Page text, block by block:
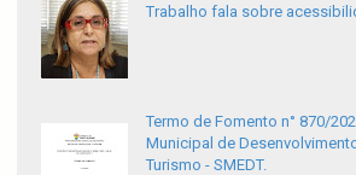
Trabalho fala sobre
Termo de Fomento n° 870/
Municipal de
Turismo - SMEDT.